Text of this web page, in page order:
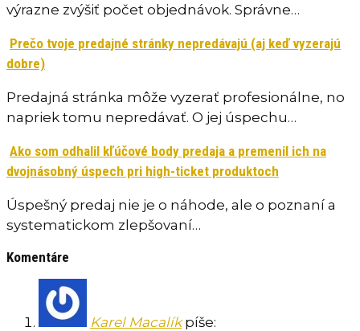
výrazne zvýšiť počet objednávok. Správne…
Prečo tvoje predajné stránky nepredávajú (aj keď vyzerajú
dobre)
Predajná stránka môže vyzerať profesionálne, no
napriek tomu nepredávať. O jej úspechu…
Ako som odhalil kľúčové body predaja a premenil ich na
dvojnásobný úspech pri high-ticket produktoch
Úspešný predaj nie je o náhode, ale o poznaní a
systematickom zlepšovaní…
Komentáre
Karel Macalík píše: